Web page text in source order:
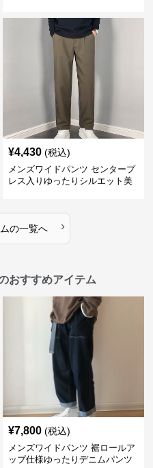
¥4,430 (税込)
メンズワイドパンツ センタープ
レス入りゆったりシルエット美
の一覧へ ›
おすすめアイテム
¥7,800 (税込)
メンズワイドパンツ 裾ロールア
ップ仕様ゆったりデニムパンツ